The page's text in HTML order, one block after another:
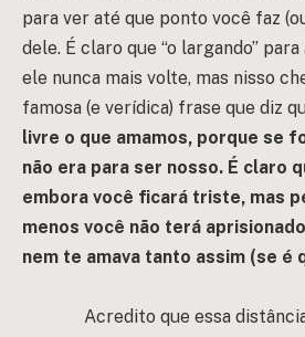
para ver até que ponto você faz
dele. É claro que “o largando”
ele nunca mais volte, mas nisso
famosa (e verídica) frase que diz
livre o que amamos, porque se
não era para ser nosso. É claro
embora você ficará triste, mas
menos você não terá
nem te amava tanto assim (se é
Acredito que essa distância